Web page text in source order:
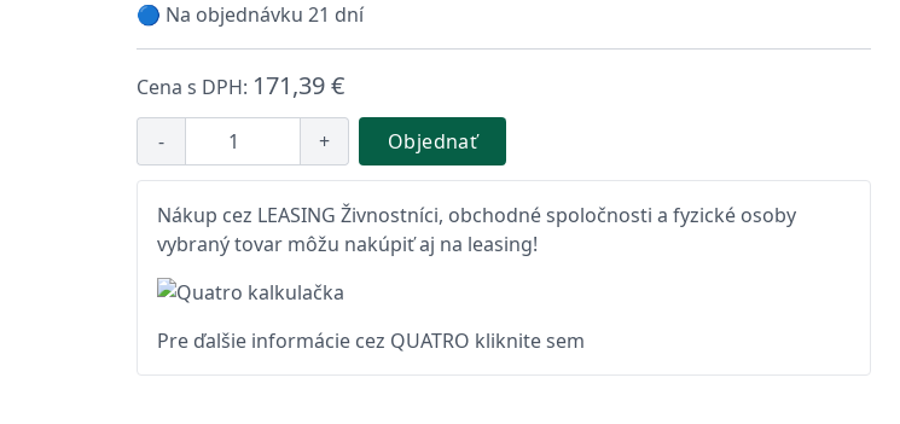
🔵 Na objednávku 21 dní
Cena s DPH: 171,39 €
- + Objednať
Nákup cez LEASING Živnostníci, obchodné spoločnosti a fyzické osoby
vybraný tovar môžu nakúpiť aj na leasing!
Pre ďalšie informácie cez QUATRO kliknite sem